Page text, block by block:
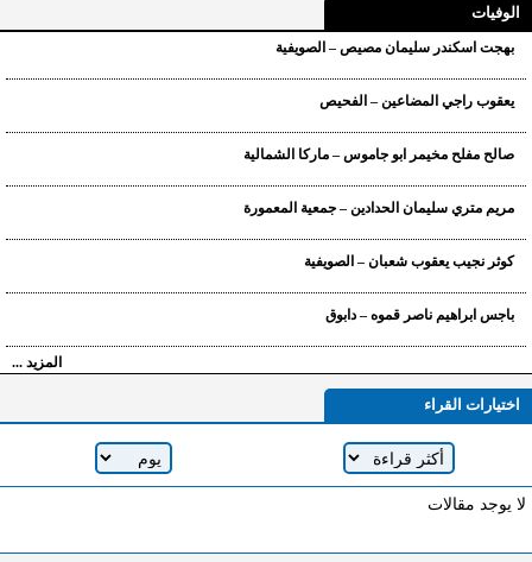
الوفيات
بهجت اسكندر سليمان مصيص – الصويفية
يعقوب راجي المضاعين – الفحيص
صالح مفلح مخيمر ابو جاموس – ماركا الشمالية
مريم متري سليمان الحدادين – جمعية المعمورة
كوثر نجيب يعقوب شعبان – الصويفية
باجس ابراهيم ناصر قموه – دابوق
المزيد ...
اختيارات القراء
لا يوجد مقالات